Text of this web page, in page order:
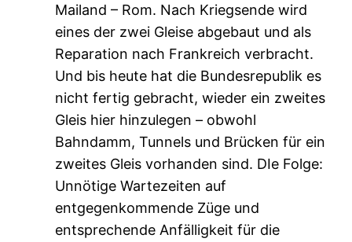
Mailand – Rom. Nach Kriegsende wird
eines der zwei Gleise abgebaut und als
Reparation nach Frankreich verbracht.
Und bis heute hat die Bundesrepublik es
nicht fertig gebracht, wieder ein zweites
Gleis hier hinzulegen – obwohl
Bahndamm, Tunnels und Brücken für ein
zweites Gleis vorhanden sind. DIe Folge:
Unnötige Wartezeiten auf
entgegenkommende Züge und
entsprechende Anfälligkeit für die